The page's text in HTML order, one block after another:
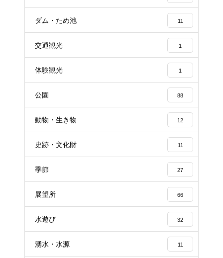
ダム・ため池 11
交通観光 1
体験観光 1
公園 88
動物・生き物 12
史跡・文化財 11
季節 27
展望所 66
水遊び 32
湧水・水源 11